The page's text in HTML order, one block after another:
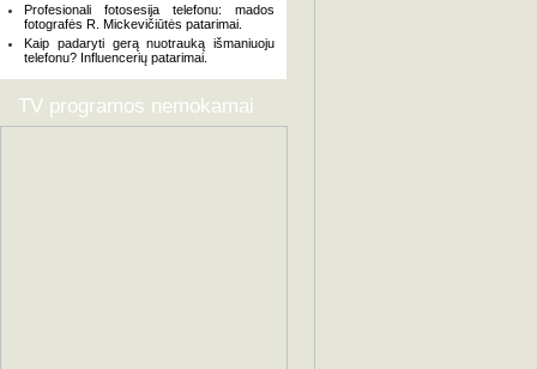
Profesionali fotosesija telefonu: mados
fotografės R. Mickevičiūtės patarimai.
Kaip padaryti gerą nuotrauką išmaniuoju
telefonu? Influencerių patarimai.
TV programos nemokamai